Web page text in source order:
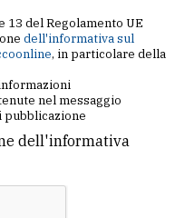
del Regolamento UE
dell'informativa sul
, in particolare della
nel messaggio
pubblicazione
dell'informativa